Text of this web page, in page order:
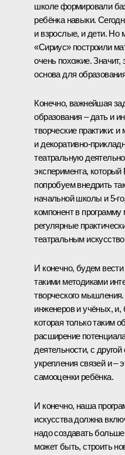
школе формировали
ребёнка навыки.
и взрослые, и дети. Но
«Сириус» построили
очень похожие. Значит,
основа для
Конечно, важнейшая
образования – дать и
творческие практики: и
и декоративно-
театральную
эксперимента,
попробуем внедрить
начальной школы и 5-
компонент в
регулярные
театральным
И конечно, будем
такими методиками
творческого
инженеров и учёных, и,
которая только таким
расширение
деятельности, с
укрепления связей и –
самооценки ребёнка.
И конечно, наша
искусства должна
надо создавать
может быть, строить